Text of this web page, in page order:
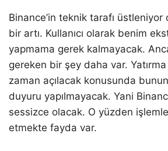
Binance’in teknik tarafı üstleniyor
bir artı. Kullanıcı olarak benim
yapmama gerek kalmayacak.
gereken bir şey daha var.
zaman açılacak konusunda
duyuru yapılmayacak. Yani
sessizce olacak. O yüzden
etmekte fayda var.